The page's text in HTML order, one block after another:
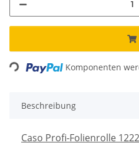
Komponenten
Beschreibung
Caso Profi-Folienrolle